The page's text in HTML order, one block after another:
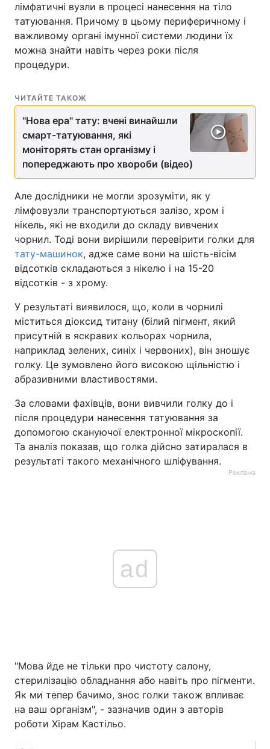
лімфатичні вузли в процесі нанесення на тіло
татуювання. Причому в цьому периферичному і
важливому органі імунної системи людини їх
можна знайти навіть через роки після
процедури.
ЧИТАЙТЕ ТАКОЖ
"Нова ера" тату: вчені винайшли
смарт-татуювання, які
моніторять стан організму і
попереджають про хвороби (відео)
Але дослідники не могли зрозуміти, як у
лімфовузли транспортуються залізо, хром і
нікель, які не входили до складу вивчених
чорнил. Тоді вони вирішили перевірити голки для
тату-машинок, адже саме вони на шість-вісім
відсотків складаються з нікелю і на 15-20
відсотків - з хрому.
У результаті виявилося, що, коли в чорнилі
міститься діоксид титану (білий пігмент, який
присутній в яскравих кольорах чорнила,
наприклад зелених, синіх і червоних), він зношує
голку. Це зумовлено його високою щільністю і
абразивними властивостями.
За словами фахівців, вони вивчили голку до і
після процедури нанесення татуювання за
допомогою скануючої електронної мікроскопії.
Та аналіз показав, що голка дійсно затиралася в
результаті такого механічного шліфування.
Реклама
ad
"Мова йде не тільки про чистоту салону,
стерилізацію обладнання або навіть про пігменти.
Як ми тепер бачимо, знос голки також впливає
на ваш організм", - зазначив один з авторів
роботи Хірам Кастільо.